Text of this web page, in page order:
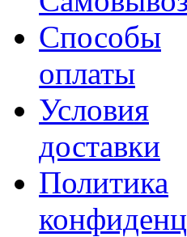
Способы
оплаты
Условия
доставки
Политика